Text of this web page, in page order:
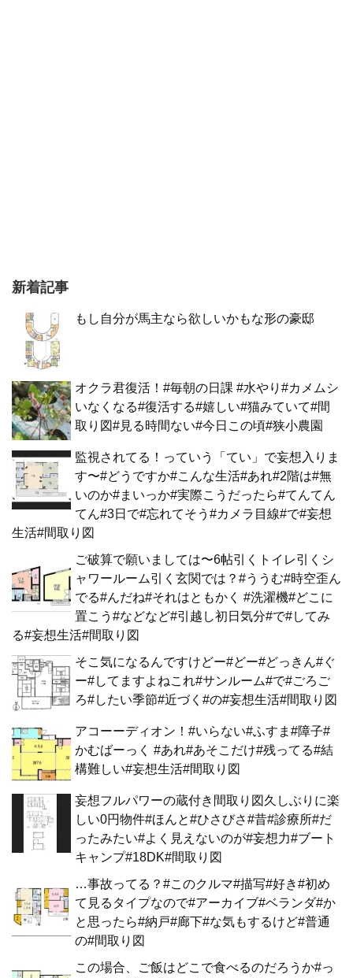
新着記事
もし自分が馬主なら欲しいかもな形の豪邸
オクラ君復活！#毎朝の日課 #水やり#カメムシ
いなくなる#復活する#嬉しい#猫みていて#間
取り図#見る時間ない#今日この頃#狭小農園
監視されてる！っていう「てい」で妄想入りま
す〜#どうですか#こんな生活#あれ#2階は#無
いのか#まいっか#実際こうだったら#てんてん
てん#3日で#忘れてそう#カメラ目線#で#妄想
生活#間取り図
ご破算で願いましては〜6帖引くトイレ引くシ
ャワールーム引く玄関では？#ううむ#時空歪ん
でる#んだね#それはともかく #洗濯機#どこに
置こう#などなど#引越し初日気分#で#してみ
る#妄想生活#間取り図
そこ気になるんですけどー#どー#どっきん#ぐ
ー#してますよねこれ#サンルーム#で#ごろご
ろ#したい季節#近づく#の#妄想生活#間取り図
アコーーディオン！#いらない#ふすま#障子#
かむばーっく #あれ#あそこだけ#残ってる#結
構難しい#妄想生活#間取り図
妄想フルパワーの蔵付き間取り図久しぶりに楽
しい0円物件#ほんと#ひさびさ#昔#診療所#だ
ったみたい#よく見えないのが#妄想力#ブート
キャンプ#18DK#間取り図
…事故ってる？#このクルマ#描写#好き#初め
て見るタイプなので#アーカイブ#ベランダ#か
と思ったら#納戸#廊下#な気もするけど#普通
の#間取り図
この場合、ご飯はどこで食べるのだろうか#っ